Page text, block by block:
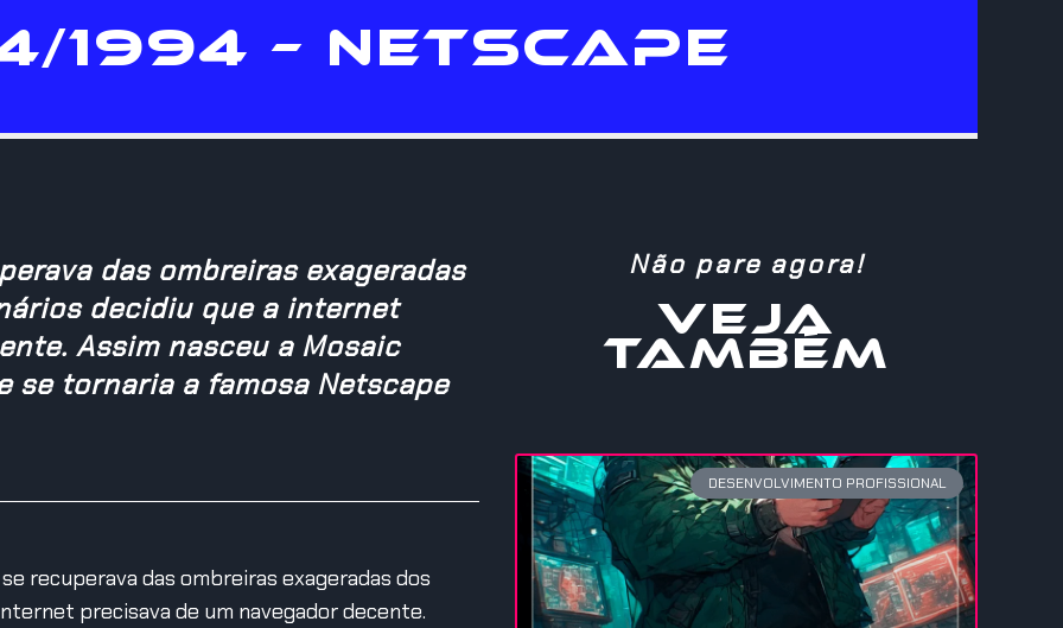
1994 – NETSCAPE
das ombreiras exageradas
decidiu que a internet
Assim nasceu a Mosaic
se tornaria a famosa Netscape
recuperava das ombreiras exageradas dos
precisava de um navegador decente.
Não pare agora!
VEJA
TAMBÉM
DESENVOLVIMENTO PROFISSIONAL